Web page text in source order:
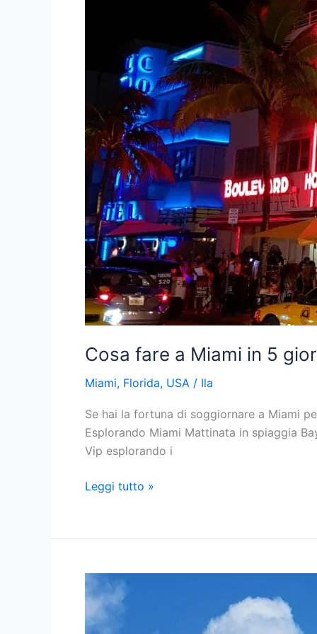
Cosa fare a Miami in 5
Miami, Florida, USA / Ila
Se hai la fortuna di soggiornare a Miami
Esplorando Miami Mattinata in spiaggia
Vip esplorando i
Cosa
Miami
5
giorni:
Dove
Leggi tutto »